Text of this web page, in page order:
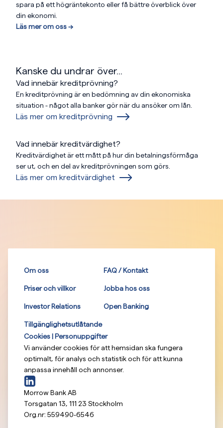
spara på ett högräntekonto eller få bättre överblick över
din ekonomi.
Läs mer om oss —>
Kanske du undrar över...
Vad innebär kreditprövning?
En kreditprövning är en bedömning av din ekonomiska
situation - något alla banker gör när du ansöker om lån.
Läs mer om kreditprövning
Vad innebär kreditvärdighet?
Kreditvärdighet är ett mått på hur din betalningsförmåga
ser ut, och en del av kreditprövningen som görs.
Läs mer om kreditvärdighet
Om oss FAQ / Kontakt
Priser och villkor Jobba hos oss
Investor Relations Open Banking
Tillgänglighetsutlåtande
Cookies | Personuppgifter
Vi använder cookies för att hemsidan ska fungera
optimalt, för analys och statistik och för att kunna
anpassa innehåll och annonser.
Morrow Bank AB
Torsgatan 13, 111 23 Stockholm
Org.nr: 559490-6546